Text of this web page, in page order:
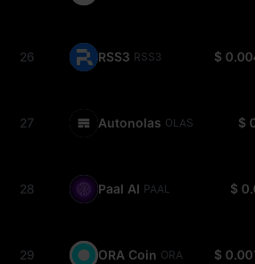
26 RSS3 RSS3 $
27 Autonolas OLAS $
28 Paal AI PAAL $
29 ORA Coin ORA $